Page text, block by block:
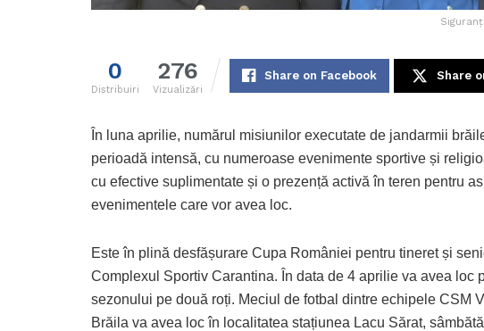
0
Distribuiri
276
Vizualizări
Share on Facebook Share
În luna aprilie, numărul misiunilor executate de jandarmii
perioadă intensă, cu numeroase evenimente sportive și
cu efective suplimentate și o prezență activă în teren pentru
evenimentele care vor avea loc.
Este în plină desfășurare Cupa României pentru tineret și
Complexul Sportiv Carantina. În data de 4 aprilie va avea loc
sezonului pe două roți. Meciul de fotbal dintre echipele CSM
Brăila va avea loc în localitatea stațiunea Lacu Sărat,